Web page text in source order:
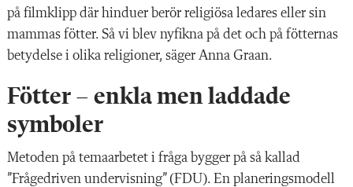
på filmklipp där hinduer berör religiösa ledares eller sin
mammas fötter. Så vi blev nyfikna på det och på fötternas
be­tydelse i olika religioner, säger Anna Graan.
Fötter – enkla men laddade
symboler
Metoden på temaarbetet i fråga bygger på så kallad
”Frågedriven undervisning” (FDU). En planeringsmodell